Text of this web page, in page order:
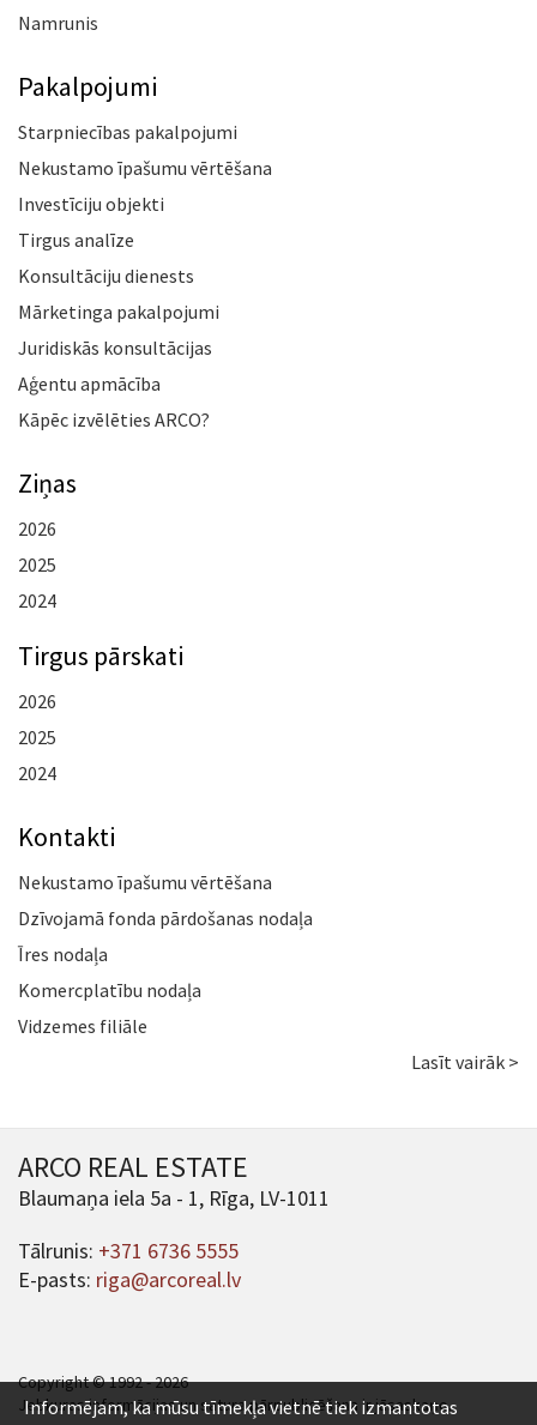
Namrunis
Pakalpojumi
Starpniecības pakalpojumi
Nekustamo īpašumu vērtēšana
Investīciju objekti
Tirgus analīze
Konsultāciju dienests
Mārketinga pakalpojumi
Juridiskās konsultācijas
Aģentu apmācība
Kāpēc izvēlēties ARCO?
Ziņas
2026
2025
2024
Tirgus pārskati
2026
2025
2024
Kontakti
Nekustamo īpašumu vērtēšana
Dzīvojamā fonda pārdošanas nodaļa
Īres nodaļa
Komercplatību nodaļa
Vidzemes filiāle
Lasīt vairāk >
ARCO REAL ESTATE
Blaumaņa iela 5a - 1, Rīga, LV-1011
Tālrunis: +371 6736 5555
E-pasts: riga@arcoreal.lv
Copyright © 1992 - 2026
Jebkuras informācijas un satura pārpublicēšana ir jāsaskaņo.
Informējam, ka mūsu tīmekļa vietnē tiek izmantotas